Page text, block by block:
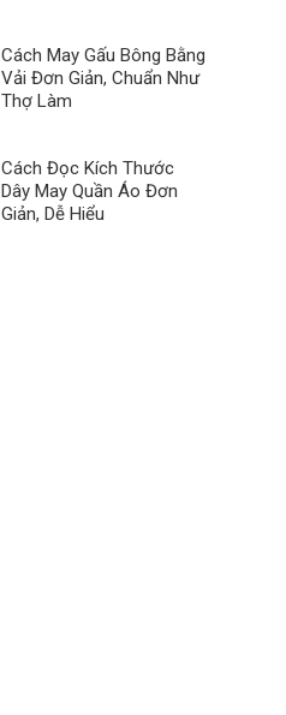
Cách May Gấu Bông Bằng
Vải Đơn Giản, Chuẩn Như
Thợ Làm
Cách Đọc Kích Thước
Dây May Quần Áo Đơn
Giản, Dễ Hiểu